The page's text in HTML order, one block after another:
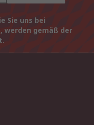
Sie uns bei
werden gemäß der